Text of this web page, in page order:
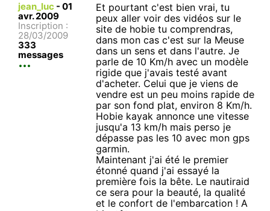
jean_luc - 01
avr. 2009
Inscription :
28/03/2009
333
messages
Et pourtant c'est bien vrai, tu
peux aller voir des vidéos sur le
site de hobie tu comprendras,
dans mon cas c'est sur la Meuse
dans un sens et dans l'autre. Je
parle de 10 Km/h avec un modèle
rigide que j'avais testé avant
d'acheter. Celui que je viens de
vendre est un peu moins rapide de
par son fond plat, environ 8 Km/h.
Hobie kayak annonce une vitesse
jusqu'a 13 km/h mais perso je
dépasse pas les 10 avec mon gps
garmin.
Maintenant j'ai été le premier
étonné quand j'ai essayé la
première fois la bête. Le nautiraid
ce sera pour la beauté, la qualité
et le confort de l'embarcation ! A